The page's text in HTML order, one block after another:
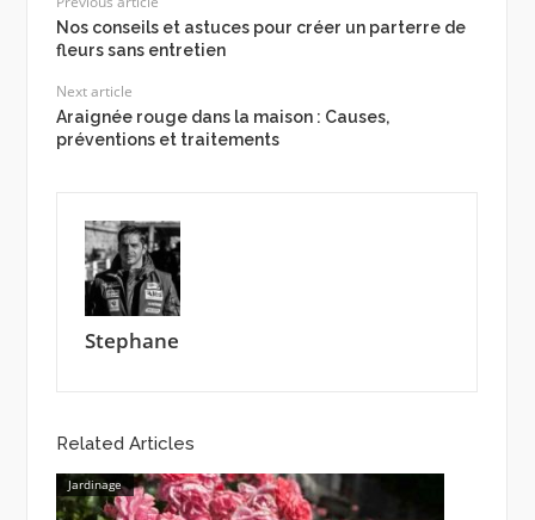
Nos conseils et astuces pour créer un parterre de
fleurs sans entretien
Next article
Araignée rouge dans la maison : Causes,
préventions et traitements
Stephane
Related Articles
Jardinage